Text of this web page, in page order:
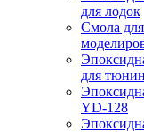
для лодок
Смола для
для
YD-128